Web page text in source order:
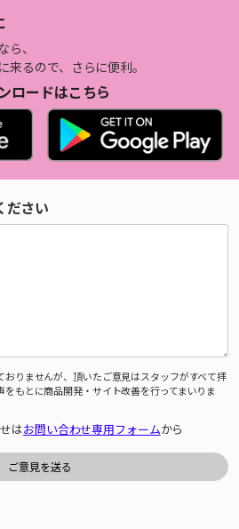
ら、
来るので、さらに便利。
ロードはこちら
ださい
おりませんが、頂いたご意見はスタッフがすべて拝
をもとに商品開発・サイト改善を行ってまいりま
はお問い合わせ専用フォームから